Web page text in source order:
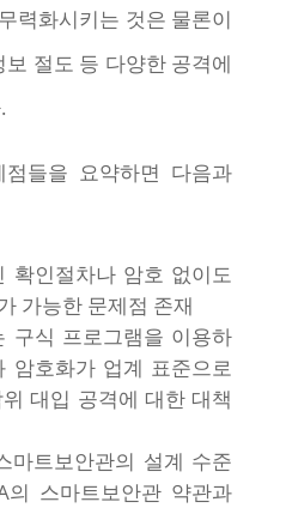
력화시키는 것은 물론이
절도 등 다양한 공격에
들을 요약하면 다음과
확인절차나 암호 없이도
가능한 문제점 존재
구식 프로그램을 이용하
암호화가 업계 표준으로
대입 공격에 대한 대책
마트보안관의 설계 수준
의 스마트보안관 약관과